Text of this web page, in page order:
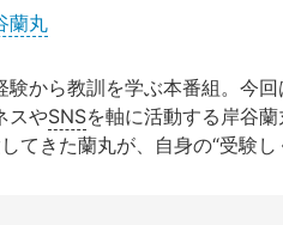
蘭丸
から教訓を学ぶ本番組。今回
スやSNSを軸に活動する岸谷
てきた蘭丸が、自身の“受験し